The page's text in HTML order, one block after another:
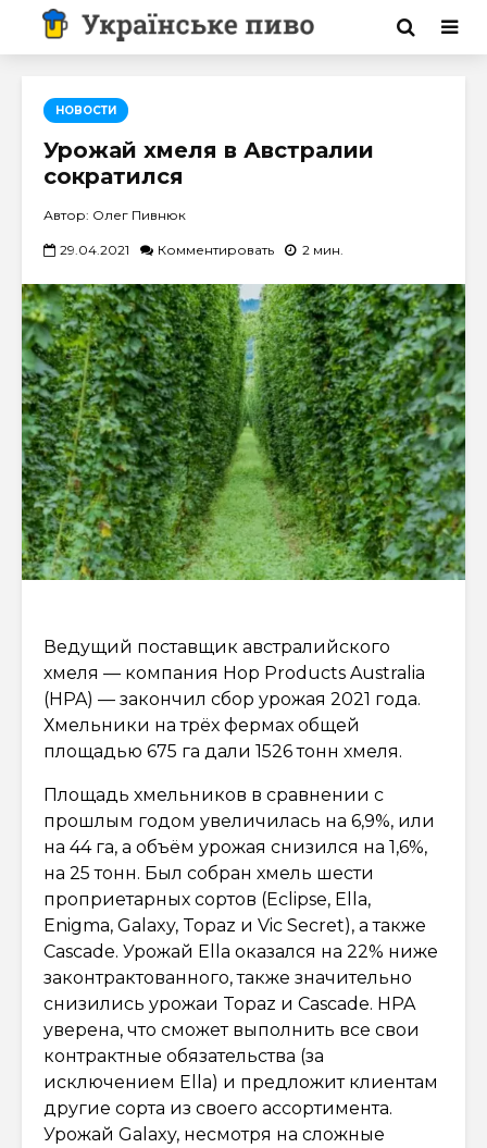
НОВОСТИ
Урожай хмеля в Австралии
сократился
Автор: Олег Пивнюк
29.04.2021 Комментировать 2 мин.
Ведущий поставщик австралийского
хмеля — компания Hop Products Australia
(HPA) — закончил сбор урожая 2021 года.
Хмельники на трёх фермах общей
площадью 675 га дали 1526 тонн хмеля.
Площадь хмельников в сравнении с
прошлым годом увеличилась на 6,9%, или
на 44 га, а объём урожая снизился на 1,6%,
на 25 тонн. Был собран хмель шести
проприетарных сортов (Eclipse, Ella,
Enigma, Galaxy, Topaz и Vic Secret), а также
Cascade. Урожай Ella оказался на 22% ниже
законтрактованного, также значительно
снизились урожаи Topaz и Cascade. HPA
уверена, что сможет выполнить все свои
контрактные обязательства (за
исключением Ella) и предложит клиентам
другие сорта из своего ассортимента.
Урожай Galaxy, несмотря на сложные